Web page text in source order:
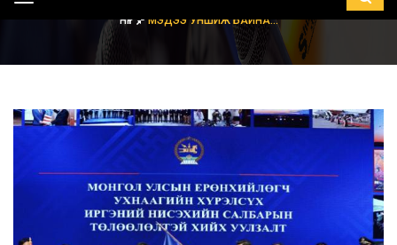
НҮҮР МЭДЭЭ УНШИЖ БАЙНА...